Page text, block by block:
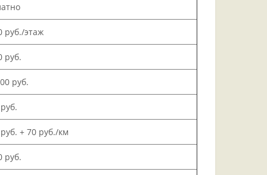
руб./этаж
руб.
руб.
+ 70 руб./км
руб.